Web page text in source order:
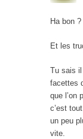
Ha bon ?
Et les
Tu sais
facettes
que l’on
c’est
un peu
vite.